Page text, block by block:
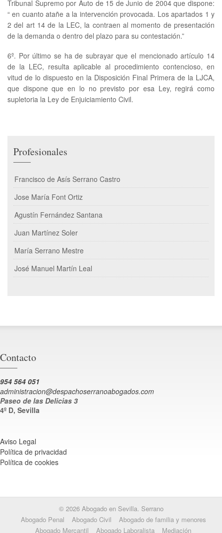
Tribunal Supremo por Auto de 15 de Junio de 2004 que dispone:
“ en cuanto atañe a la intervención provocada. Los apartados 1 y
2 del art 14 de la LEC, la contraen al momento de presentación
de la demanda o dentro del plazo para su contestación.”
6º. Por último se ha de subrayar que el mencionado artículo 14
de la LEC, resulta aplicable al procedimiento contencioso, en
vitud de lo dispuesto en la Disposición Final Primera de la LJCA,
que dispone que en lo no previsto por esa Ley, regirá como
supletoria la Ley de Enjuiciamiento Civil.
Profesionales
Francisco de Asís Serrano Castro
Jose María Font Ortiz
Agustín Fernández Santana
Juan Martínez Soler
María Serrano Mestre
José Manuel Martín Leal
Contacto
954 564 051
administracion@despachoserranoabogados.com
Paseo de las Delicias 3
4º D, Sevilla
Aviso Legal
Política de privacidad
Política de cookies
© 2026 Abogado en Sevilla. Serrano
Abogado Penal
Abogado Civil
Abogado de familia y menores
Abogado Mercantil
Abogado Laboralista Mediación